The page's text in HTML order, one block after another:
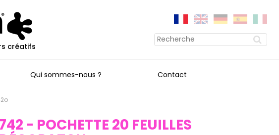
créatifs
Qui sommes-nous ? Contact
- POCHETTE 20 FEUILLES